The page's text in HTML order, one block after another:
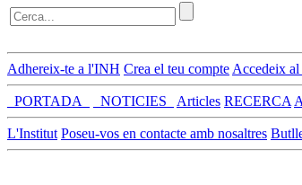
Adhereix-te a l'INH Crea el teu compte Accedeix al
_PORTADA_ _NOTICIES_ Articles RECERCA
L'Institut Poseu-vos en contacte amb nosaltres